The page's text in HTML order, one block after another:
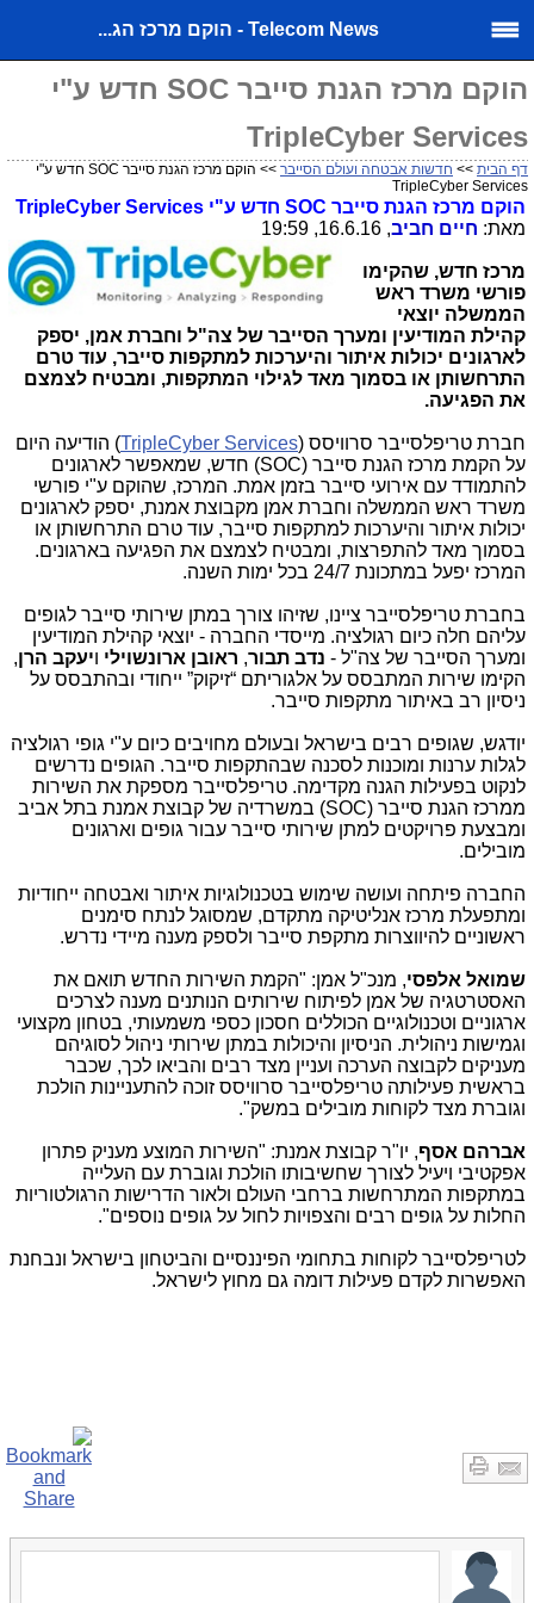
Telecom News - הוקם מרכז הג...
הוקם מרכז הגנת סייבר SOC חדש ע"י
TripleCyber Services
דף הבית >> חדשות אבטחה ועולם הסייבר
>> הוקם מרכז הגנת סייבר SOC חדש ע"י
TripleCyber Services
הוקם מרכז הגנת סייבר SOC חדש ע"י
TripleCyber Services
מאת: חיים חביב, 16.6.16, 19:59
מרכז חדש, שהקימו
פורשי משרד ראש
הממשלה יוצאי
קהילת המודיעין ומערך הסייבר של צה"ל וחברת אמן, יספק
לארגונים יכולות איתור והיערכות למתקפות סייבר, עוד טרם
התרחשותן או בסמוך מאד לגילוי המתקפות, ומבטיח לצמצם
את הפגיעה.
חברת טריפלסייבר סרוויסס (TripleCyber Services) הודיעה היום
על הקמת מרכז הגנת סייבר (SOC) חדש, שמאפשר לארגונים
להתמודד עם אירועי סייבר בזמן אמת. המרכז, שהוקם ע"י פורשי
משרד ראש הממשלה וחברת אמן מקבוצת אמנת, יספק לארגונים
יכולות איתור והיערכות למתקפות סייבר, עוד טרם התרחשותן או
בסמוך מאד להתפרצות, ומבטיח לצמצם את הפגיעה בארגונים.
המרכז יפעל במתכונת 24/7 בכל ימות השנה.
בחברת טריפלסייבר ציינו, שזיהו צורך במתן שירותי סייבר לגופים
עליהם חלה כיום רגולציה. מייסדי החברה - יוצאי קהילת המודיעין
ומערך הסייבר של צה"ל - נדב תבור, ראובן ארונשוילי ויעקב הרן,
הקימו שירות המתבסס על אלגוריתם “זיקוק” ייחודי ובהתבסס על
ניסיון רב באיתור מתקפות סייבר.
יודגש, שגופים רבים בישראל ובעולם מחויבים כיום ע"י גופי רגולציה
לגלות ערנות ומוכנות לסכנה שבהתקפות סייבר. הגופים נדרשים
לנקוט בפעילות הגנה מקדימה. טריפלסייבר מספקת את השירות
ממרכז הגנת סייבר ((SOC במשרדיה של קבוצת אמנת בתל אביב
ומבצעת פרויקטים למתן שירותי סייבר עבור גופים וארגונים
מובילים.
החברה פיתחה ועושה שימוש בטכנולוגיות איתור ואבטחה ייחודיות
ומתפעלת מרכז אנליטיקה מתקדם, שמסוגל לנתח סימנים
ראשוניים להיווצרות מתקפת סייבר ולספק מענה מיידי נדרש.
שמואל אלפסי, מנכ"ל אמן: "הקמת השירות החדש תואם את
האסטרטגיה של אמן לפיתוח שירותים הנותנים מענה לצרכים
ארגוניים וטכנולוגיים הכוללים חסכון כספי משמעותי, בטחון מקצועי
וגמישות ניהולית. הניסיון והיכולות במתן שירותי ניהול לסוגיהם
מעניקים לקבוצה הערכה ועניין מצד רבים והביאו לכך, שכבר
בראשית פעילותה טריפלסייבר סרוויסס זוכה להתעניינות הולכת
וגוברת מצד לקוחות מובילים במשק".
אברהם אסף, יו"ר קבוצת אמנת: "השירות המוצע מעניק פתרון
אפקטיבי ויעיל לצורך שחשיבותו הולכת וגוברת עם העלייה
במתקפות המתרחשות ברחבי העולם ולאור הדרישות הרגולטוריות
החלות על גופים רבים והצפויות לחול על גופים נוספים".
לטריפלסייבר לקוחות בתחומי הפיננסיים והביטחון בישראל ונבחנת
האפשרות לקדם פעילות דומה גם מחוץ לישראל.